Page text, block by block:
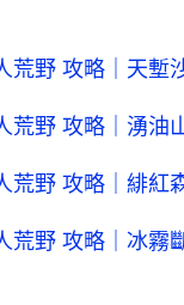
荒野 攻略｜天
荒野 攻略｜湧
荒野 攻略｜緋
荒野 攻略｜冰